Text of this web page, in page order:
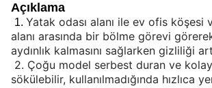
Açıklama
1. Yatak odası alanı ile ev ofis köşesi
alanı arasında bir bölme görevi
aydınlık kalmasını sağlarken gizliliği
2. Çoğu model serbest duran ve
sökülebilir, kullanılmadığında hızlıca